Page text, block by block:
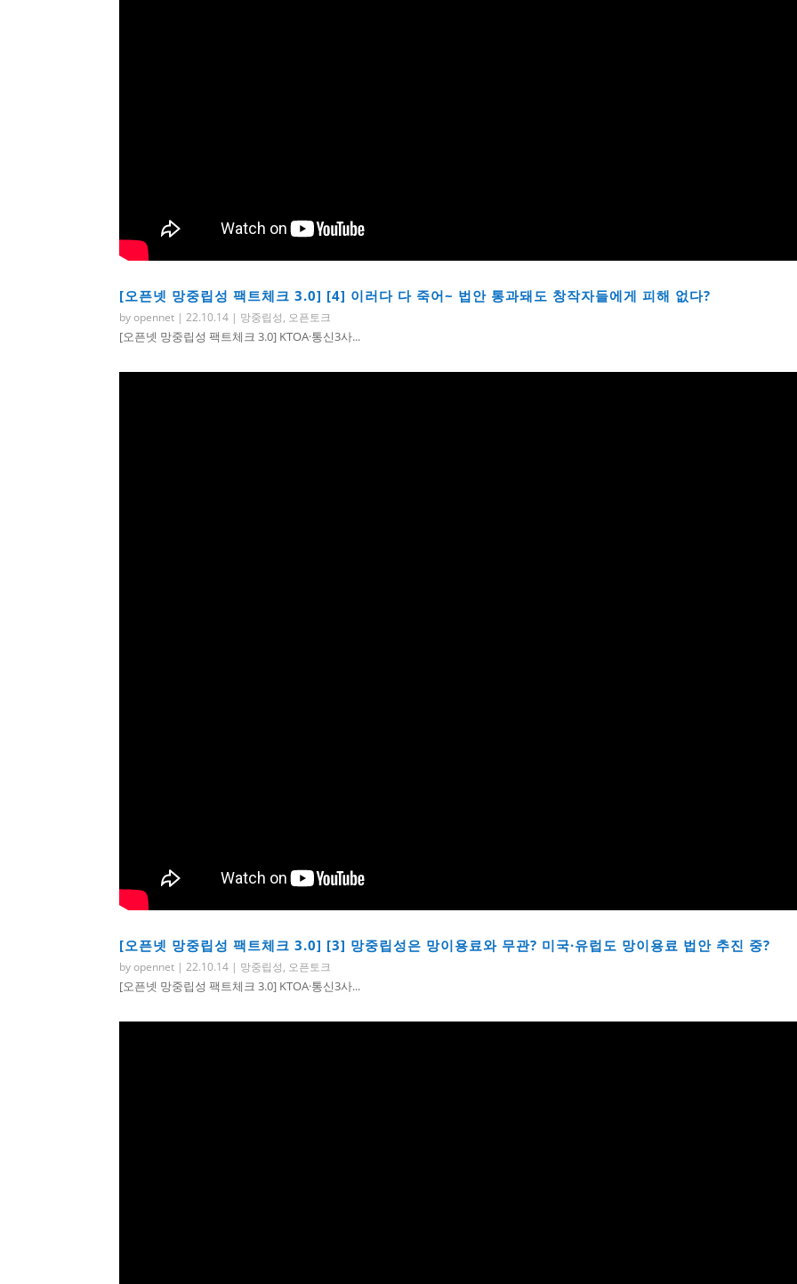
[오픈넷 망중립성 팩트체크 3.0] [4] 이러다 다 죽어~ 법안 통과돼도 창작자들에게 피해 없다?
byopennet |22.10.14 | 망중립성, 오픈토크
[오픈넷 망중립성 팩트체크 3.0] KTOA·통신3사...
[오픈넷 망중립성 팩트체크 3.0] [3] 망중립성은 망이용료와 무관? 미국·유럽도 망이용료 법안 추진 중?
byopennet |22.10.14 | 망중립성, 오픈토크
[오픈넷 망중립성 팩트체크 3.0] KTOA·통신3사...